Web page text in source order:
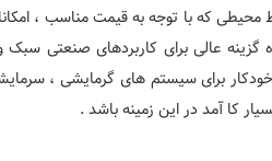
محیطی که با توجه به قیمت مناسب ،
گزینه عالی برای کاربردهای صنعتی
خودکار برای سیستم های گرمایشی ،
کا آمد در این زمینه باشد .